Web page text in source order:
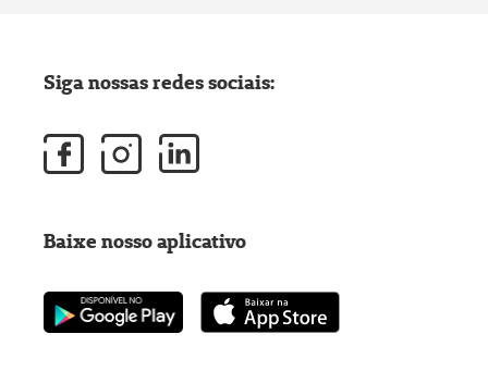
Siga nossas redes sociais:
Baixe nosso aplicativo